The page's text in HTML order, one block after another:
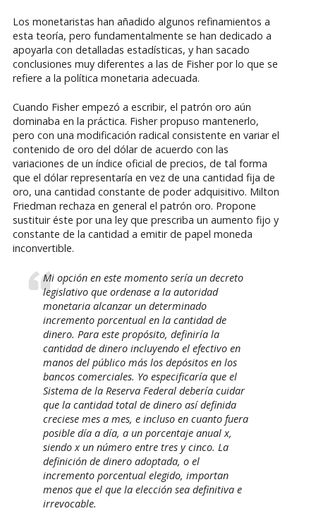
Los monetaristas han añadido algunos refinamientos a
esta teoría, pero fundamentalmente se han dedicado a
apoyarla con detalladas estadísticas, y han sacado
conclusiones muy diferentes a las de Fisher por lo que se
refiere a la política monetaria adecuada.
Cuando Fisher empezó a escribir, el patrón oro aún
dominaba en la práctica. Fisher propuso mantenerlo,
pero con una modificación radical consistente en variar el
contenido de oro del dólar de acuerdo con las
variaciones de un índice oficial de precios, de tal forma
que el dólar representaría en vez de una cantidad fija de
oro, una cantidad constante de poder adquisitivo. Milton
Friedman rechaza en general el patrón oro. Propone
sustituir éste por una ley que prescriba un aumento fijo y
constante de la cantidad a emitir de papel moneda
inconvertible.
Mi opción en este momento sería un decreto
legislativo que ordenase a la autoridad
monetaria alcanzar un determinado
incremento porcentual en la cantidad de
dinero. Para este propósito, definiría la
cantidad de dinero incluyendo el efectivo en
manos del público más los depósitos en los
bancos comerciales. Yo especificaría que el
Sistema de la Reserva Federal debería cuidar
que la cantidad total de dinero así definida
creciese mes a mes, e incluso en cuanto fuera
posible día a día, a un porcentaje anual x,
siendo x un número entre tres y cinco. La
definición de dinero adoptada, o el
incremento porcentual elegido, importan
menos que el que la elección sea definitiva e
irrevocable.